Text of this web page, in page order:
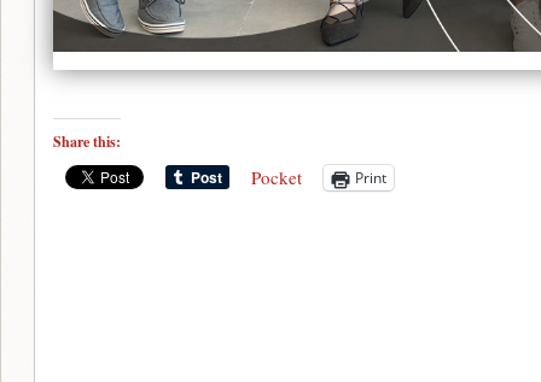
Share this:
Pocket Print